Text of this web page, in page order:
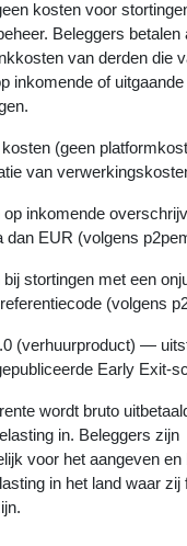
kosten voor
Beleggers betalen
van derden die
inkomende of
(geen
van
op inkomende
dan EUR (volgens
bij stortingen met een
(volgens
(verhuurproduct) —
Early Exit-
wordt bruto
in. Beleggers zijn
voor het aangeven en
in het land waar zij